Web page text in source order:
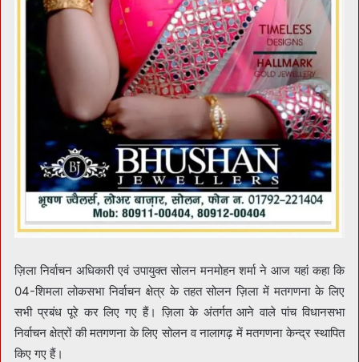
ज़िला निर्वाचन अधिकारी एवं उपायुक्त सोलन मनमोहन शर्मा ने आज यहां कहा कि
04-शिमला लोकसभा निर्वाचन क्षेत्र के तहत सोलन ज़िला में मतगणना के लिए
सभी प्रबंध पूरे कर लिए गए हैं। ज़िला के अंतर्गत आने वाले पांच विधानसभा
निर्वाचन क्षेत्रों की मतगणना के लिए सोलन व नालागढ़ में मतगणना केन्द्र स्थापित
किए गए हैं।